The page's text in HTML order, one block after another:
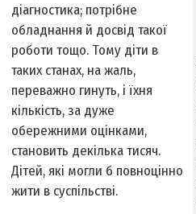
діагностика; потрібне
обладнання й досвід такої
роботи тощо. Тому діти в
таких станах, на жаль,
переважно гинуть, і їхня
кількість, за дуже
обережними оцінками,
становить декілька тисяч.
Дітей, які могли б повноцінно
жити в суспільстві.